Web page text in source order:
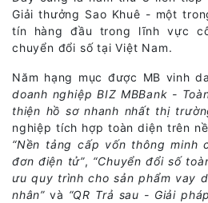
Giải thưởng Sao Khuê - một
tín hàng đầu trong lĩnh vực
chuyển đổi số tại Việt Nam.
Năm hạng mục được MB vinh
doanh nghiệp BIZ MBBank -
thiện hồ sơ nhanh nhất thị
nghiệp tích hợp toàn diện trên
“Nền tảng cấp vốn thông minh
đơn điện tử”, “Chuyển đổi số
ưu quy trình cho sản phẩm vay
nhân” và “QR Trả sau - Giải